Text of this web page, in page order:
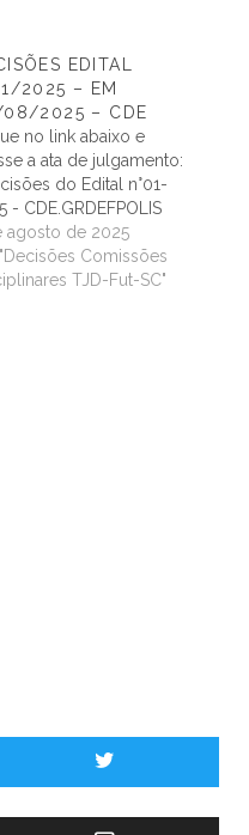
EDITAL
2025 – EM
2025 – CDE
no link abaixo e
a ata de julgamento:
do Edital n°01-
- CDE.GRDEFPOLIS
agosto de 2025
Comissões
TJD-Fut-SC"